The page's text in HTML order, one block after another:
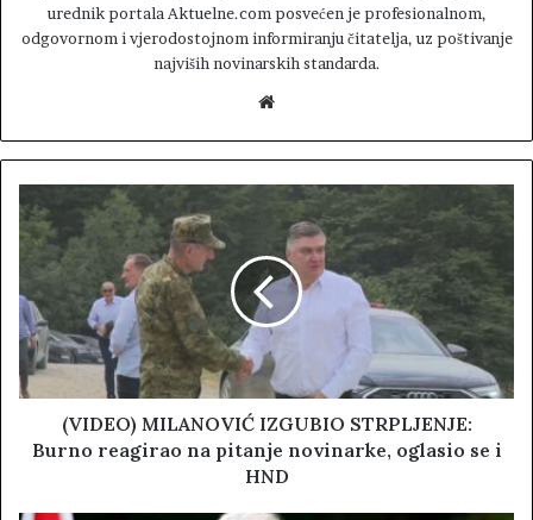
urednik portala Aktuelne.com posvećen je profesionalnom,
odgovornom i vjerodostojnom informiranju čitatelja, uz poštivanje
najviših novinarskih standarda.
b
s
i
t
e
(VIDEO) MILANOVIĆ IZGUBIO STRPLJENJE:
Burno reagirao na pitanje novinarke, oglasio se i
HND